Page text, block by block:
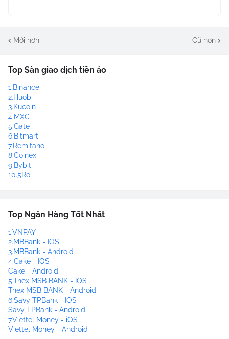
Mới hơn Cũ hơn
Top Sàn giao dịch tiền ảo
1.Binance
2.Huobi
3.Kucoin
4.MXC
5.Gate
6.Bitmart
7.Remitano
8.Coinex
9.Bybit
10.5Roi
Top Ngân Hàng Tốt Nhất
1.VNPAY
2.MBBank - IOS
3.MBBank - Android
4.Cake - IOS
Cake - Android
5.Tnex MSB BANK - IOS
Tnex MSB BANK - Android
6.Savy TPBank - IOS
Savy TPBank - Android
7.Viettel Money - iOS
Viettel Money - Android